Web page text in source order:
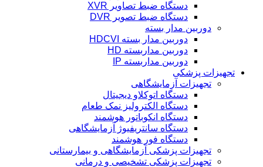
دستگاه ضبط تصاویر XVR
دستگاه ضبط تصویر DVR
دوربین مدار بسته
دوربین مدار بسته HDCVI
دوربین مداربسته HD
دوربین مداربسته IP
تجهیزات پزشکی
تجهیزات آزمایشگاهی
دستگاه اتوکلاو دیجیتال
دستگاه الکترولیز نمک طعام
دستگاه انکوباتور هوشمند
دستگاه سانتریفیوژ آزمایشگاهی
دستگاه فور هوشمند
تجهیزات پزشکی آزمایشگاهی و بیمارستانی
تجهیزات پزشکی تشخیصی و درمانی